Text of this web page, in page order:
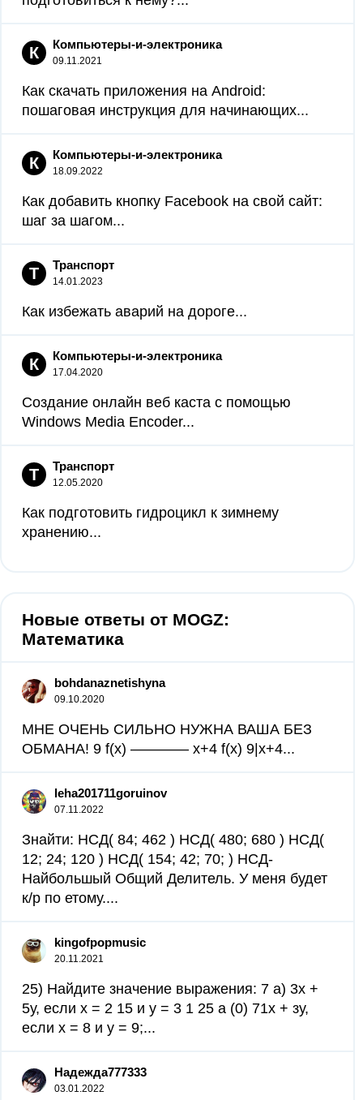
К Компьютеры-и-электроника
09.11.2021
Как скачать приложения на Android:
пошаговая инструкция для начинающих...
К Компьютеры-и-электроника
18.09.2022
Как добавить кнопку Facebook на свой сайт:
шаг за шагом...
Т Транспорт
14.01.2023
Как избежать аварий на дороге...
К Компьютеры-и-электроника
17.04.2020
Создание онлайн веб каста с помощью
Windows Media Encoder...
Т Транспорт
12.05.2020
Как подготовить гидроцикл к зимнему
хранению...
Новые ответы от MOGZ:
Математика
bohdanaznetishyna
09.10.2020
МНЕ ОЧЕНЬ СИЛЬНО НУЖНА ВАША БЕЗ
ОБМАНА! 9 f(x) ———— x+4 f(x) 9|x+4...
leha201711goruinov
07.11.2022
Знайти: НСД( 84; 462 ) НСД( 480; 680 ) НСД(
12; 24; 120 ) НСД( 154; 42; 70; ) НСД-
Найбольшый Общий Делитель. У меня будет
к/р по етому....
kingofpopmusic
20.11.2021
25) Найдите значение выражения: 7 а) 3х +
5у, если х = 2 15 и у = 3 1 25 а (0) 71х + зу,
если х = 8 и у = 9;​...
Надежда777333
03.01.2022